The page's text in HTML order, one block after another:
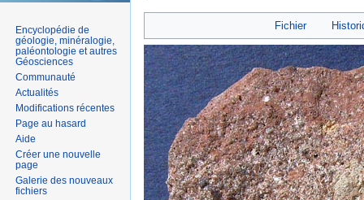
Fichier
Encyclopédie de
géologie, minéralogie,
paléontologie et autres
Géosciences
Communauté
Actualités
Modifications récentes
Page au hasard
Aide
Créer une nouvelle
page
Galerie des nouveaux
fichiers